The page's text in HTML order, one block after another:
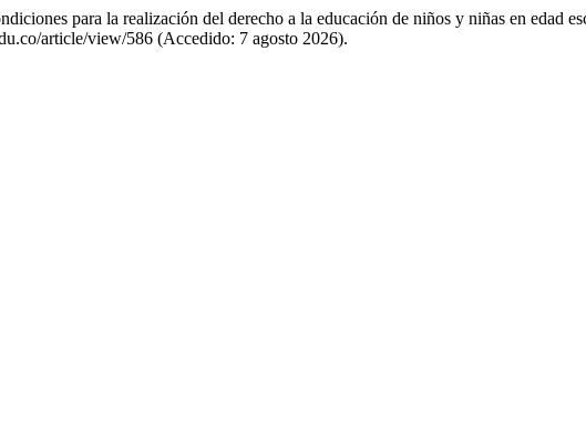
para la realización del derecho a la educación de niños y niñas en edad
article/view/586 (Accedido: 7 agosto 2026).